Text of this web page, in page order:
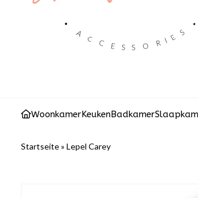
WoonkamerKeukenBadkamer
Startseite» Lepel Carey